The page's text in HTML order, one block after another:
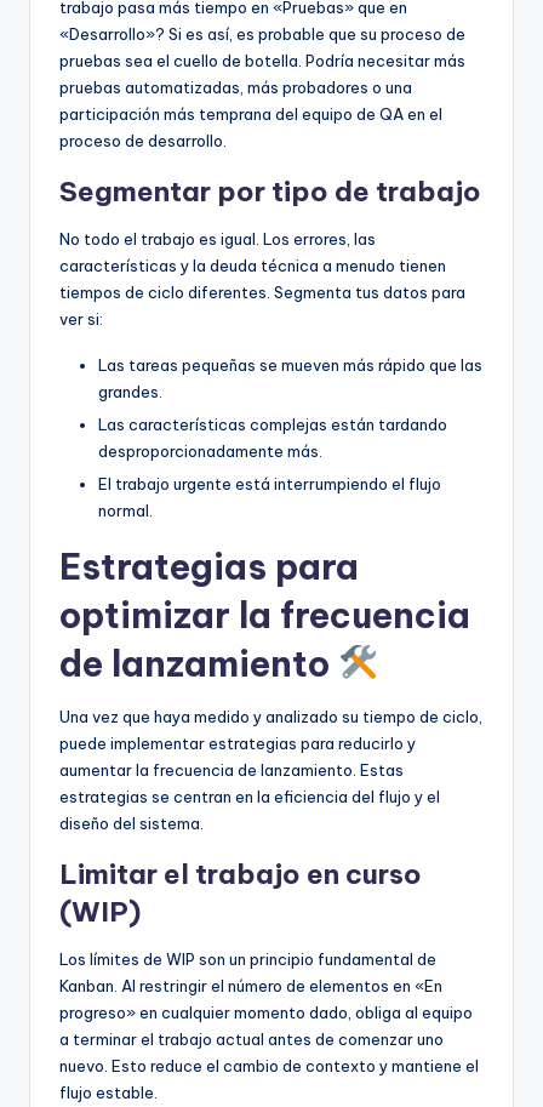
trabajo pasa más tiempo en «Pruebas» que en
«Desarrollo»? Si es así, es probable que su proceso de
pruebas sea el cuello de botella. Podría necesitar más
pruebas automatizadas, más probadores o una
participación más temprana del equipo de QA en el
proceso de desarrollo.
Segmentar por tipo de trabajo
No todo el trabajo es igual. Los errores, las
características y la deuda técnica a menudo tienen
tiempos de ciclo diferentes. Segmenta tus datos para
ver si:
Las tareas pequeñas se mueven más rápido que las
grandes.
Las características complejas están tardando
desproporcionadamente más.
El trabajo urgente está interrumpiendo el flujo
normal.
Estrategias para
optimizar la frecuencia
de lanzamiento
Una vez que haya medido y analizado su tiempo de ciclo,
puede implementar estrategias para reducirlo y
aumentar la frecuencia de lanzamiento. Estas
estrategias se centran en la eficiencia del flujo y el
diseño del sistema.
Limitar el trabajo en curso
(WIP)
Los límites de WIP son un principio fundamental de
Kanban. Al restringir el número de elementos en «En
progreso» en cualquier momento dado, obliga al equipo
a terminar el trabajo actual antes de comenzar uno
nuevo. Esto reduce el cambio de contexto y mantiene el
flujo estable.